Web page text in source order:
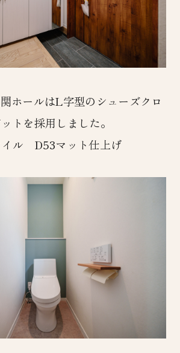
ホールはL字型のシューズクロ
トを採用しました。
イル D53マット仕上げ